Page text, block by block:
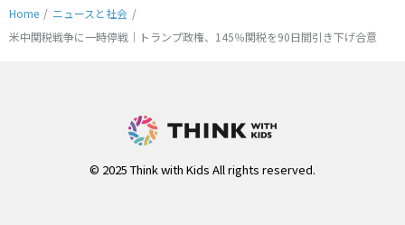
Home / ニュースと社会 /
米中関税戦争に一時停戦｜トランプ政権、145％関税を90日間引き下げ合意
© 2025 Think with Kids All rights reserved.